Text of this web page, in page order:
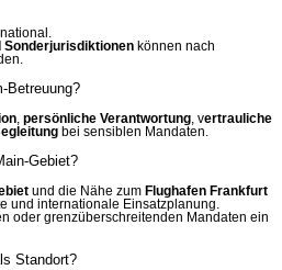
Sonderjurisdiktionen können nach
Betreuung?
persönliche Verantwortung , vertrauliche
bei sensiblen Mandaten.
Gebiet?
und die Nähe zum Flughafen Frankfurt
und internationale Einsatzplanung.
oder grenzüberschreitenden Mandaten ein
Standort?